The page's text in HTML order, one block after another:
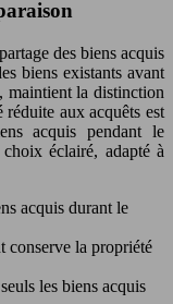
des biens acquis
biens existants avant
maintient la distinction
aux acquêts est
acquis pendant le
éclairé, adapté à
acquis durant le
conserve la propriété
seuls les biens acquis